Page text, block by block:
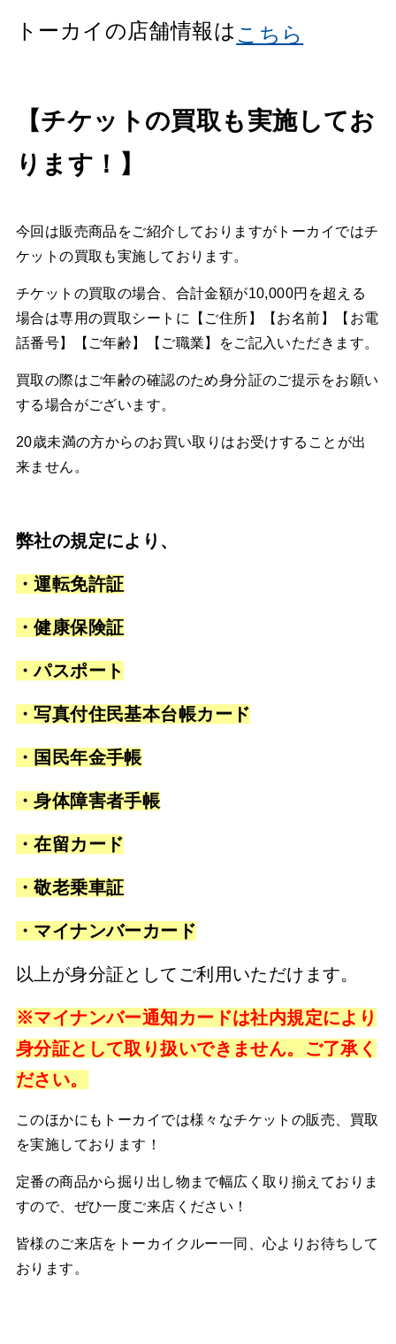
トーカイの店舗情報はこちら
【チケットの買取も実施してお
ります！】
今回は販売商品をご紹介しておりますがトーカイではチ
ケットの買取も実施しております。
チケットの買取の場合、合計金額が10,000円を超える
場合は専用の買取シートに【ご住所】【お名前】【お電
話番号】【ご年齢】【ご職業】をご記入いただきます。
買取の際はご年齢の確認のため身分証のご提示をお願い
する場合がございます。
20歳未満の方からのお買い取りはお受けすることが出
来ません。
弊社の規定により、
・運転免許証
・健康保険証
・パスポート
・写真付住民基本台帳カード
・国民年金手帳
・身体障害者手帳
・在留カード
・敬老乗車証
・マイナンバーカード
以上が身分証としてご利用いただけます。
※マイナンバー通知カードは社内規定により
身分証として取り扱いできません。ご了承く
ださい。
このほかにもトーカイでは様々なチケットの販売、買取
を実施しております！
定番の商品から掘り出し物まで幅広く取り揃えておりま
すので、ぜひ一度ご来店ください！
皆様のご来店をトーカイクルー一同、心よりお待ちして
おります。